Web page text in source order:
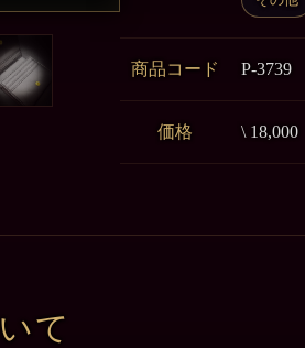
商品コード P-3739
価格 \ 18,000
て